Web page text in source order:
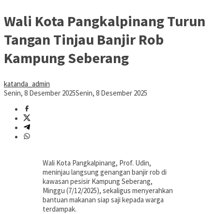
Wali Kota Pangkalpinang Turun
Tangan Tinjau Banjir Rob
Kampung Seberang
katanda_admin
Senin, 8 Desember 2025Senin, 8 Desember 2025
Wali Kota Pangkalpinang, Prof. Udin,
meninjau langsung genangan banjir rob di
kawasan pesisir Kampung Seberang,
Minggu (7/12/2025), sekaligus menyerahkan
bantuan makanan siap saji kepada warga
terdampak.